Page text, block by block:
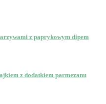
z paprykowym dipem
z dodatkiem parmezanu